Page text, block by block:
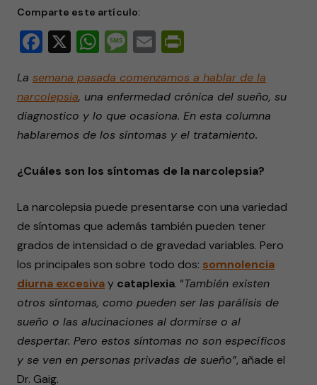
Comparte este artículo:
Facebook
X WhatsApp
Message
Email
La semana pasada comenzamos a hablar de la
narcolepsia, una enfermedad crónica del sueño, su
diagnostico y lo que ocasiona. En esta columna
hablaremos de los síntomas y el tratamiento.
¿Cuáles son los síntomas de la narcolepsia?
La narcolepsia puede presentarse con una variedad
de síntomas que además también pueden tener
grados de intensidad o de gravedad variables. Pero
los principales son sobre todo dos: somnolencia
diurna excesivay cataplexia. “También existen
otros síntomas, como pueden ser las parálisis de
sueño o las alucinaciones al dormirse o al
despertar. Pero estos síntomas no son específicos
y se ven en personas privadas de sueño”, añade el
Dr. Gaig.